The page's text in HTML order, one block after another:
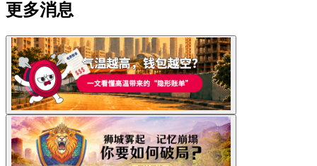
更多消息